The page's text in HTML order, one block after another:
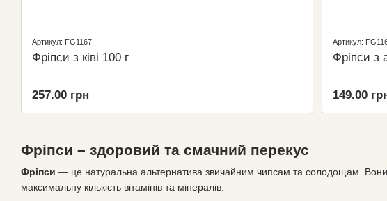
Фріпси – здоровий та смачний перекус
Фріпси — це натуральна альтернатива звичайним чипсам та солодощам. Вони
максимальну кількість вітамінів та мінералів.
Артикул: FG1167
Фріпси з ківі 100 г
257.00 грн
Артикул:
Фріпси з
149.00